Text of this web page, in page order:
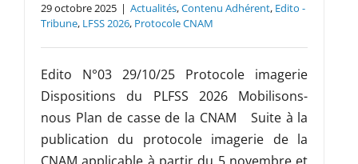
29 octobre 2025 | Actualités,Contenu Adhérent, Edito -
Tribune, LFSS 2026, Protocole CNAM
Edito N°03 29/10/25 Protocole imagerie
Dispositions du PLFSS 2026 Mobilisons-
nous Plan de casse de la CNAM Suite à la
publication du protocole imagerie de la